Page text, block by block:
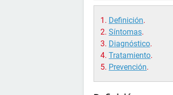
Definición.
Síntomas.
Diagnóstico.
Tratamiento.
Prevención.